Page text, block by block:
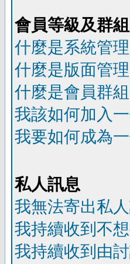
會員等級及群組
什麼是系統管
什麼是版面管
什麼是會員群
我該如何加入
我要如何成為
私人訊息
我無法寄出私
我持續收到不
我持續收到由